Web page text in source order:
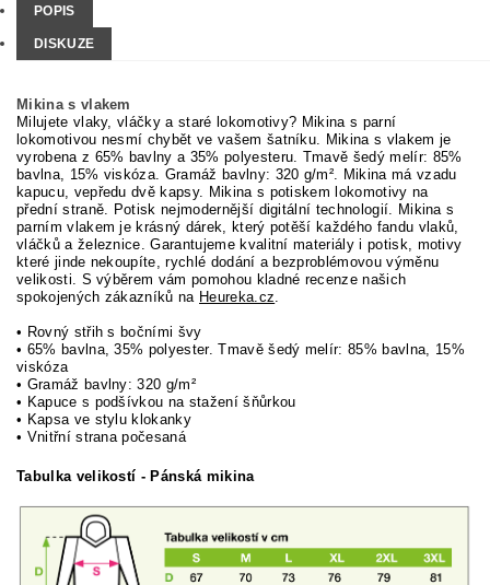
POPIS
DISKUZE
Mikina s vlakem
Milujete vlaky, vláčky a staré lokomotivy? Mikina s parní
lokomotivou nesmí chybět ve vašem šatníku. Mikina s vlakem je
vyrobena z 65% bavlny a 35% polyesteru. Tmavě šedý melír: 85%
bavlna, 15% viskóza. Gramáž bavlny: 320 g/m². Mikina má vzadu
kapucu, vepředu dvě kapsy. Mikina s potiskem lokomotivy na
přední straně. Potisk nejmodernější digitální technologií. Mikina s
parním vlakem je krásný dárek, který potěší každého fandu vlaků,
vláčků a železnice.Garantujeme kvalitní materiály i potisk, motivy
které jinde nekoupíte, rychlé dodání a bezproblémovou výměnu
velikosti. S výběrem vám pomohou kladné recenze našich
spokojených zákazníků na Heureka.cz.
• Rovný střih s bočními švy
• 65% bavlna, 35% polyester. Tmavě šedý melír: 85% bavlna, 15%
viskóza
• Gramáž bavlny: 320 g/m²
• Kapuce s podšívkou na stažení šňůrkou
• Kapsa ve stylu klokanky
• Vnitřní strana počesaná
Tabulka velikostí - Pánská mikina